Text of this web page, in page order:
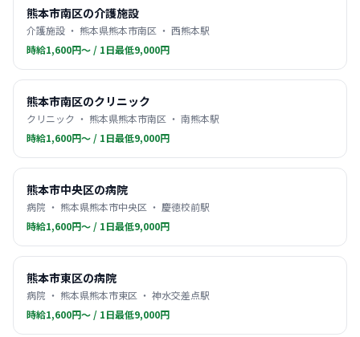
熊本市南区の介護施設
介護施設 ・ 熊本県熊本市南区 ・ 西熊本駅
時給1,600円〜 / 1日最低9,000円
熊本市南区のクリニック
クリニック ・ 熊本県熊本市南区 ・ 南熊本駅
時給1,600円〜 / 1日最低9,000円
熊本市中央区の病院
病院 ・ 熊本県熊本市中央区 ・ 慶徳校前駅
時給1,600円〜 / 1日最低9,000円
熊本市東区の病院
病院 ・ 熊本県熊本市東区 ・ 神水交差点駅
時給1,600円〜 / 1日最低9,000円